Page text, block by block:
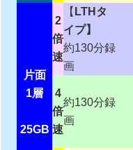
片面
1層
25GB
2
倍
速
【 LTHタ
イプ】
約130分録
画
4
倍
速
約130分録
画